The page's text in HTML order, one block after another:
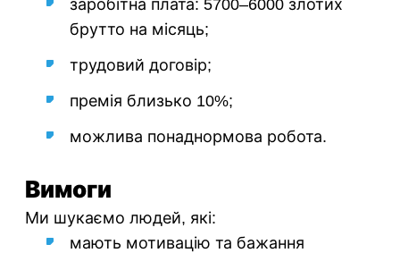
заробітна плата: 5700–6000 злотих
брутто на місяць;
трудовий договір;
премія близько 10%;
можлива понаднормова робота.
Вимоги
Ми шукаємо людей, які:
мають мотивацію та бажання